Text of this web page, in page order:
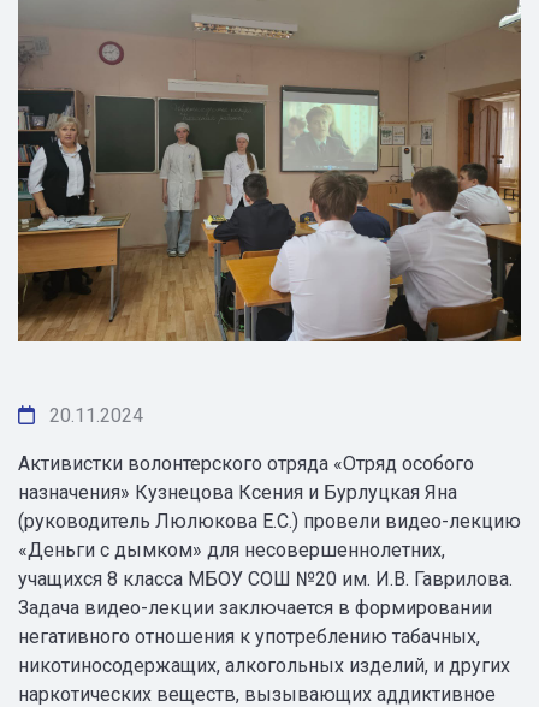
20.11.2024
Активистки волонтерского отряда «Отряд особого
назначения» Кузнецова Ксения и Бурлуцкая Яна
(руководитель Люлюкова Е.С.) провели видео-лекцию
«Деньги с дымком» для несовершеннолетних,
учащихся 8 класса МБОУ СОШ №20 им. И.В. Гаврилова.
Задача видео-лекции заключается в формировании
негативного отношения к употреблению табачных,
никотиносодержащих, алкогольных изделий, и других
наркотических веществ, вызывающих аддиктивное